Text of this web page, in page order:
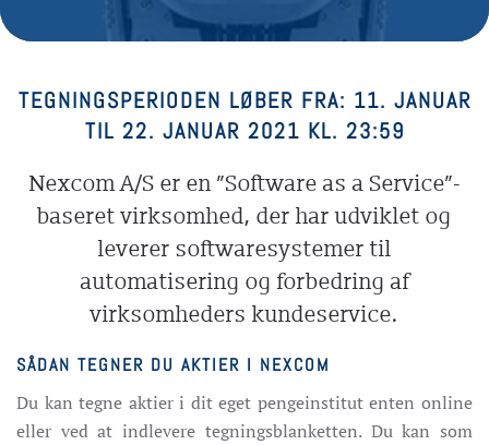
TEGNINGSPERIODEN LØBER FRA: 11. JANUAR
TIL 22. JANUAR 2021 KL. 23:59
Nexcom A/S er en ”Software as a Service”-
baseret virksomhed, der har udviklet og
leverer softwaresystemer til
automatisering og forbedring af
virksomheders kundeservice.
SÅDAN TEGNER DU AKTIER I NEXCOM
Du kan tegne aktier i dit eget pengeinstitut enten online
eller ved at indlevere tegningsblanketten. Du kan som